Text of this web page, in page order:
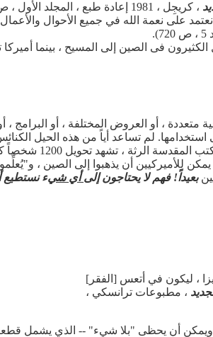
، كريجِل ، 1981 إعادة طبع ، المجلد الأول ، ص 577).
على نعمة الله في جميع الأحوال
فى الصين إلى المسيح ، بينما أميركا
، أو العروض المختلفة ، أو البرامج ،
لم تساعد أياً من هذه الحيل
بطريقة ملموسة. ولكن"كنائس البيت" الصينية ، وقليل من
للأميركيين أن يذهبوا إلى الصين ،
بعيداً! فهم لا يحتاجون إلىأي شيء نستطيع
، ليكون في أتعس [الفقر]
، مطبوعات ترانسكي ،
ويمكن أن يحظى "بلا شيء" -- الذي يشمل